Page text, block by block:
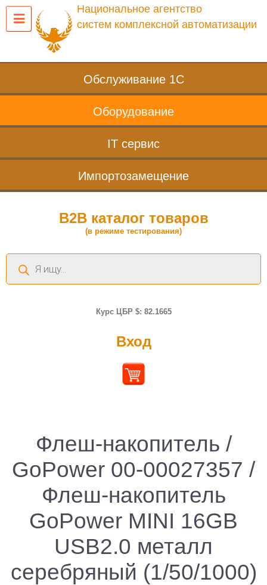
Национальное агентство
систем комплексной автоматизации
Обслуживание 1С
Оборудование
IT сервис
Импортозамещение
B2B каталог товаров
(в режиме тестирования)
Поиск
товаров
Курс ЦБР $: 82.1665
Вход
Флеш-накопитель /
GoPower 00-00027357 /
Флеш-накопитель
GoPower MINI 16GB
USB2.0 металл
серебряный (1/50/1000)